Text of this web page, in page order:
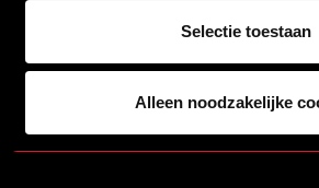
Selectie toestaan
Alleen noodzakelijke
MANDERS TOTAAL TRAPT HET
HELMOND SPORT